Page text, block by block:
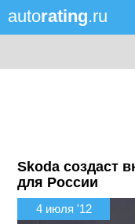
autorating.ru
Skoda создаст
для России
4 июля '12